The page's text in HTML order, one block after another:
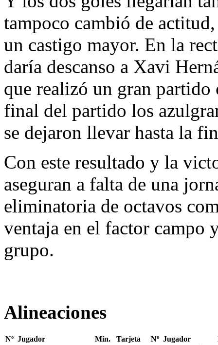
tampoco cambió de
un castigo mayor. En la
daría descanso a Xavi
que realizó un gran
final del partido los
se dejaron llevar hasta la
Con este resultado y la
aseguran a falta de una
eliminatoria de octavos
ventaja en el factor campo
grupo.
Alineaciones
Nº Jugador Min. Tarjeta Nº Jugador